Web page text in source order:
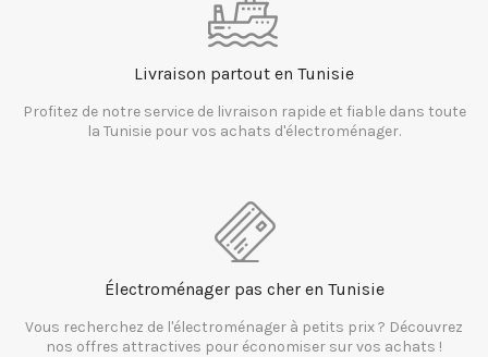
Livraison partout en Tunisie
Profitez de notre service de livraison rapide et fiable dans toute
la Tunisie pour vos achats d'électroménager.
Électroménager pas cher en Tunisie
Vous recherchez de l'électroménager à petits prix ? Découvrez
nos offres attractives pour économiser sur vos achats !